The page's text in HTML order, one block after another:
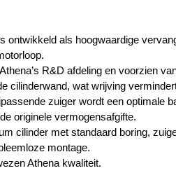
ontwikkeld als hoogwaardige
R&D afdeling en voorzien
cilinderwand, wat wrijving
zuiger wordt een optimale
originele vermogensafgifte.
cilinder met standaard boring,
montage.
Athena kwaliteit.